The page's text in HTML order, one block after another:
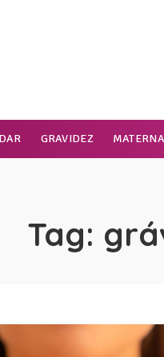
GRAVIDEZ
Tag: